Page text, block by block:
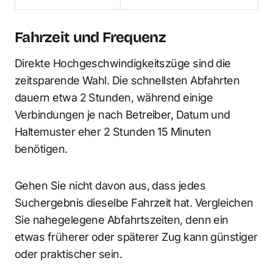
Fahrzeit und Frequenz
Direkte Hochgeschwindigkeitszüge sind die
zeitsparende Wahl. Die schnellsten Abfahrten
dauern etwa 2 Stunden, während einige
Verbindungen je nach Betreiber, Datum und
Haltemuster eher 2 Stunden 15 Minuten
benötigen.
Gehen Sie nicht davon aus, dass jedes
Suchergebnis dieselbe Fahrzeit hat. Vergleichen
Sie nahegelegene Abfahrtszeiten, denn ein
etwas früherer oder späterer Zug kann günstiger
oder praktischer sein.